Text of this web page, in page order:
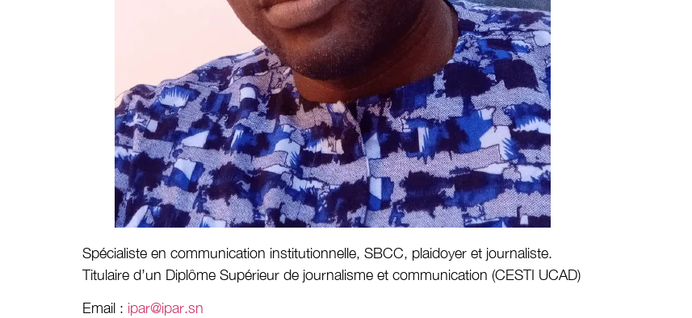
Spécialiste en communication institutionnelle, SBCC, plaidoyer et journaliste.
Titulaire d’un Diplôme Supérieur de journalisme et communication (CESTI UCAD)
Email : ipar@ipar.sn